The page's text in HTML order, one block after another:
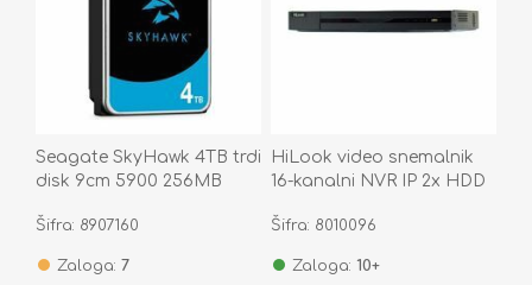
Seagate SkyHawk 4TB trdi
disk 9cm 5900 256MB
Šifra: 8907160
Zaloga: 7
HiLook video snemalnik
16-kanalni NVR IP 2x HDD
Šifra: 8010096
Zaloga: 10+